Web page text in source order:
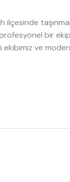
ilçesinde
bir
ve